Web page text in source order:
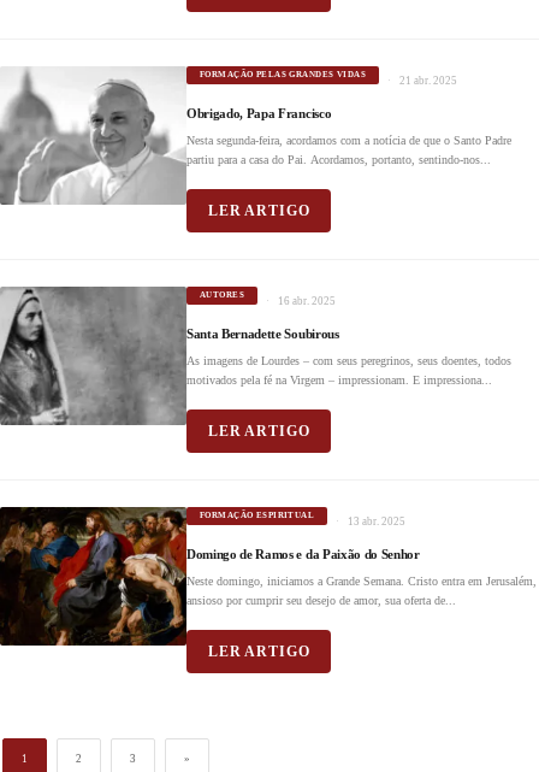
FORMAÇÃO PELAS GRANDES VIDAS 21 abr. 2025
Obrigado, Papa Francisco
Nesta segunda-feira, acordamos com a notícia de que o Santo Padre
partiu para a casa do Pai. Acordamos, portanto, sentindo-nos...
LER ARTIGO
AUTORES 16 abr. 2025
Santa Bernadette Soubirous
As imagens de Lourdes – com seus peregrinos, seus doentes, todos
motivados pela fé na Virgem – impressionam. E impressiona...
LER ARTIGO
FORMAÇÃO ESPIRITUAL 13 abr. 2025
Domingo de Ramos e da Paixão do Senhor
Neste domingo, iniciamos a Grande Semana. Cristo entra em Jerusalém,
ansioso por cumprir seu desejo de amor, sua oferta de...
LER ARTIGO
1 2 3 »